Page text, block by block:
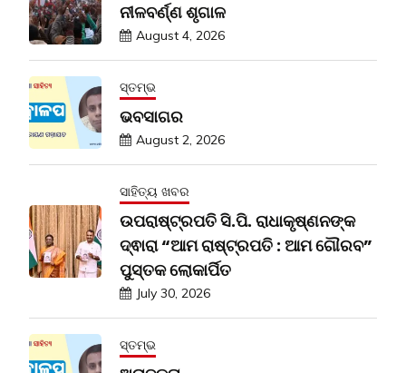
ନୀଳବର୍ଣ୍ଣ ଶୃଗାଳ
August 4, 2026
ସ୍ତମ୍ଭ
ଭବସାଗର
August 2, 2026
ସାହିତ୍ୟ ଖବର
ଉପରାଷ୍ଟ୍ରପତି ସି.ପି. ରାଧାକୃଷ୍ଣନଙ୍କ
ଦ୍ଵାରା “ଆମ ରାଷ୍ଟ୍ରପତି : ଆମ ଗୌରବ”
ପୁସ୍ତକ ଲୋକାର୍ପିତ
July 30, 2026
ସ୍ତମ୍ଭ